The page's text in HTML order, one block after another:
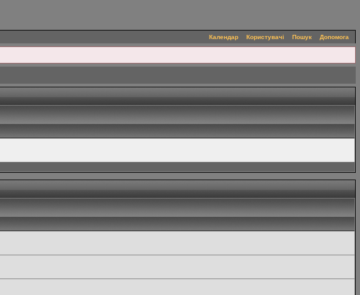
Календар Користувачі Пошук Допомога